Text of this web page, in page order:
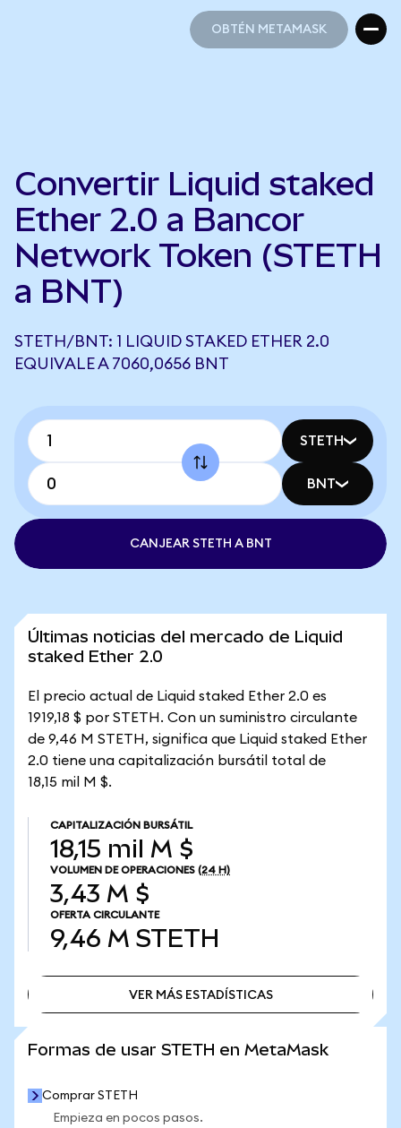
OBTÉN METAMASK
Convertir Liquid staked
Ether 2.0 a Bancor
Network Token (STETH
a BNT)
STETH/BNT: 1 LIQUID STAKED ETHER 2.0
EQUIVALE A 7060,0656 BNT
STETH
BNT
CANJEAR STETH A BNT
Últimas noticias del mercado de Liquid
staked Ether 2.0
El precio actual de Liquid staked Ether 2.0 es
1919,18 $ por STETH. Con un suministro circulante
de 9,46 M STETH, significa que Liquid staked Ether
2.0 tiene una capitalización bursátil total de
18,15 mil M $.
CAPITALIZACIÓN BURSÁTIL
18,15 mil M $
VOLUMEN DE OPERACIONES (24 H)
3,43 M $
OFERTA CIRCULANTE
9,46 M STETH
VER MÁS ESTADÍSTICAS
Formas de usar STETH en MetaMask
Comprar STETH
Empieza en pocos pasos.